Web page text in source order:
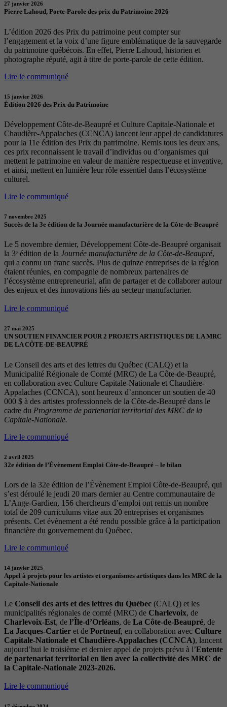
27 janvier 2026
Pierre Lahoud, Porte-Parole des prix du Patrimoine 2026
L’édition 2026 des Prix du patrimoine peut compter sur
l’engagement et la voix d’une figure emblématique de la sauvegarde
du patrimoine québécois. En effet, Pierre Lahoud, historien et
photographe réputé, agit à titre de porte-parole de cette édition.
Lire le communiqué
15 janvier 2026
Édition 2026 des Prix du Patrimoine
Développement Côte-de-Beaupré et Culture Capitale-Nationale et
Chaudière-Appalaches (CCNCA) lancent leur appel de candidatures
pour la 11e édition des Prix du patrimoine. Remis tous les deux ans,
ces prix reconnaissent le travail d’individus ou d’organismes qui
mettent le patrimoine en valeur de manière respectueuse et inventive,
et ainsi, mettent en lumière leur rôle essentiel dans l’écosystème
culturel.
Lire le communiqué
7 novembre 2025
Succès de la 3e édition de la Journée manufacturière de la Côte-de-Beaupré
Le 5 novembre dernier, Développement Côte-de-Beaupré organisait
la 3ᵉ édition de la Journée manufacturière de la Côte-de-Beaupré,
qui a connu un franc succès. Plus de quinze entreprises de la région
étaient réunies, en compagnie de nombreux partenaires de
l’écosystème entrepreneurial, afin de partager et de collaborer autour
des enjeux et des innovations liés au secteur manufacturier.
Lire le communiqué
27 mai 2025
UN SOUTIEN FINANCIER POUR 2 PROJETS ARTISTIQUES DE LA MRC
DE LA CÔTE-DE-BEAUPRÉ
Le Conseil des arts et des lettres du Québec (CALQ) et la
Municipalité Régionale de Comté (MRC) de La Côte-de-Beaupré,
en collaboration avec Culture Capitale-Nationale et Chaudière-
Appalaches (CCNCA), sont heureux d’annoncer un soutien de 40
000 $ à des artistes professionnels de la Côte-de-Beaupré dans le
cadre du Programme de partenariat territorial des MRC de la
Capitale-Nationale.
Lire le communiqué
2 avril 2025
32e édition de l’Évènement Emploi Côte-de-Beaupré – le bilan
Lors de la 32e édition de l’Évènement Emploi Côte-de-Beaupré, qui
s’est déroulé le jeudi 20 mars dernier au Centre communautaire de
L’Ange-Gardien, 156 chercheurs d’emploi ont remis un nombre
total de 209 curriculums vitae aux 20 entreprises et organismes
présents. Cet évènement a été rendu possible grâce à la participation
financière du gouvernement du Québec.
Lire le communiqué
14 janvier 2025
Appel à projets pour les artistes et organismes artistiques dans les MRC de la
Capitale-Nationale
Le Conseil des arts et des lettres du Québec (CALQ) et les
municipalités régionales de comté (MRC) de Charlevoix, de
Charlevoix-Est, de l’Île-d’Orléans, de La Côte-de-Beaupré, de
La Jacques-Cartier et de Portneuf, en collaboration avec Culture
Capitale-Nationale et Chaudière-Appalaches (CCNCA), lancent
aujourd’hui le troisième et dernier appel de projets prévu à l’Entente
de partenariat territorial en lien avec la collectivité des MRC de
la Capitale-Nationale 2023-2026.
Lire le communiqué